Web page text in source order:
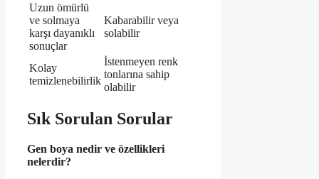
Uzun ömürlü
ve solmaya
karşı dayanıklı
sonuçlar
Kabarabilir veya
solabilir
Kolay
temizlenebilirlik
İstenmeyen renk
tonlarına sahip
olabilir
Sık Sorulan Sorular
Gen boya nedir ve özellikleri
nelerdir?